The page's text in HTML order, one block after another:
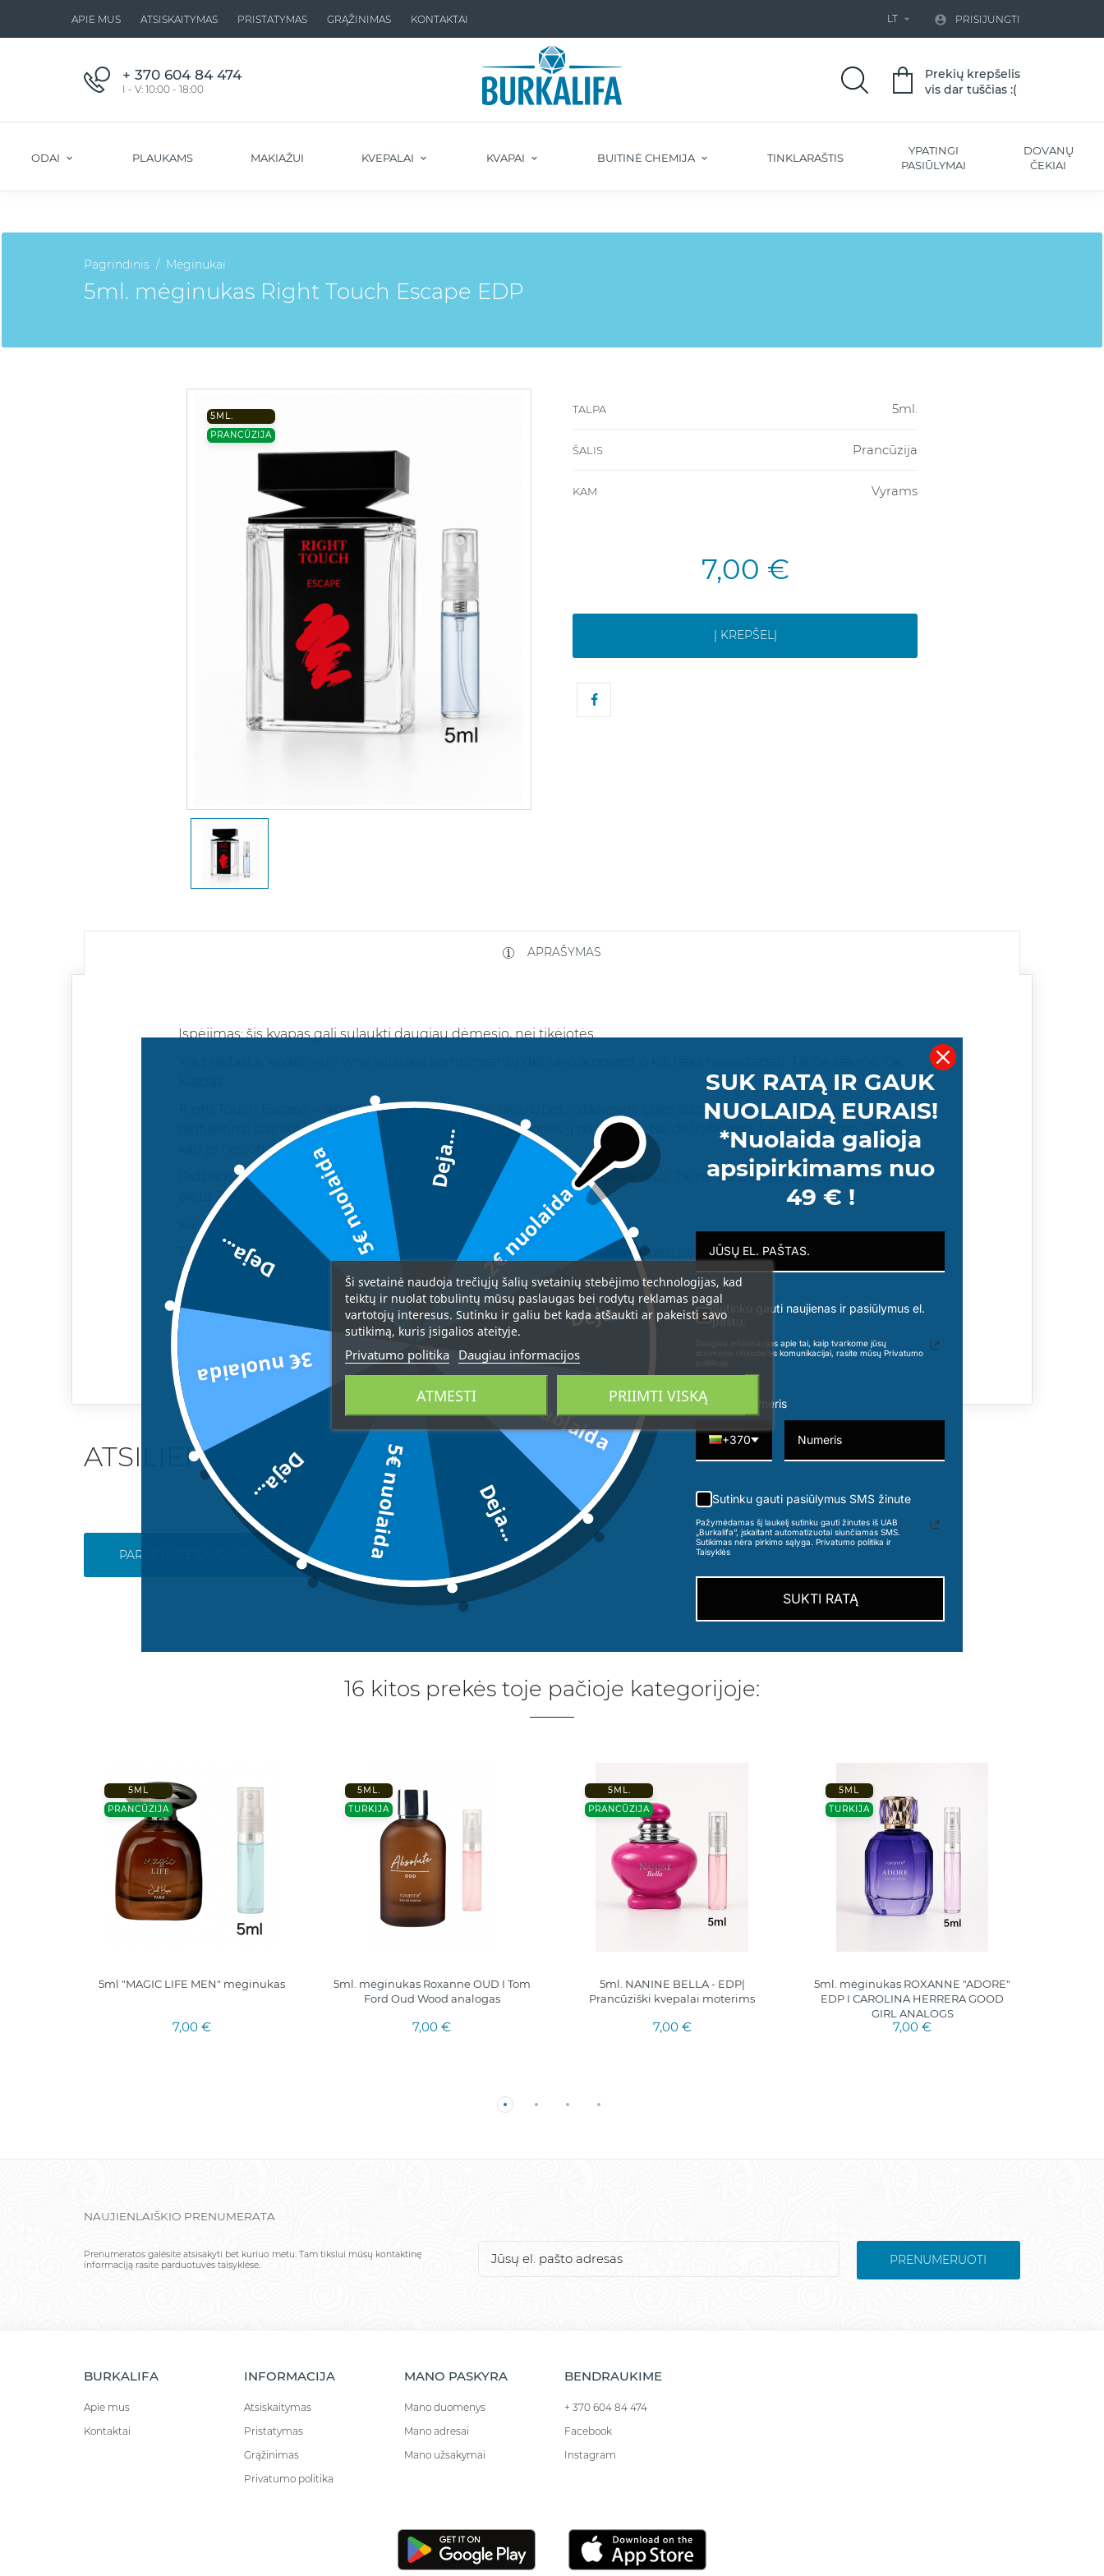
APIE MUS ATSISKAITYMAS PRISTATYMAS GRĄŽINIMAS KONTAKTAI LT   PRISIJUNGTI
+ 370 604 84 474
I - V: 10:00 - 18:00
Prekių krepšelis
vis dar tuščias :(
ODAI PLAUKAMS MAKIAŽUI KVEPALAI KVAPAI BUITINĖ CHEMIJA TINKLARAŠTIS
YPATINGI
PASIŪLYMAI
DOVANŲ
ČEKIAI
Pagrindinis Mėginukai
5ml. mėginukas Right Touch Escape EDP
5ML.
PRANCŪZIJA
TALPA 5ml.
ŠALIS Prancūzija
KAM Vyrams
7,00 €
Į KREPŠELĮ
APRAŠYMAS
Įspėjimas: šis kvapas gali sulaukti daugiau dėmesio, nei tikėjotės.
Right Touch Escape – aromatas, kuris sužavės ne tik jus, bet ir dailiosios lyties atstoves. Gaivus, modernus ir
neįtikėtinai patrauklus aromatas, sukurtas tam, kad žmonės jį pastebėtų. Ne dėl ryškumo. Ne dėl įkyrumo. Dėl to,
kad jis tiesiog kvepia taip gerai, jog norisi užuosti dar kartą.
Didžiausias jo koziris – išskirtinis išsilaikymas, kuris nustebina net reikliausius. Tai ne tas kvapas, kuris dingsta po
pietų. Jis lieka su jumis nuo ryto iki vakaro ir dar ilgiau.
Kai kurie kvapai tiesiog lydi vyrą. Right Touch Escape eina priekyje jo.
Tai kvapas vyrui, kuris nori ne tik gerai kvepėti, bet ir traukti aplinkinių dėmesį bei sulaukti komplimentų.
Viršutinės natos:
greipfrutas, magnolija, bergamotė
Vidurinės natos:
imbieras, žaliosios natos, jazminas
pačiulis, muskusas, gintaras
ATSILIEPIMAI
PARAŠYKITE SAVO ATSILIEPIMĄ
16 kitos prekės toje pačioje kategorijoje:
5ML
PRANCŪZIJA
5ml "MAGIC LIFE MEN" mėginukas
7,00 €
5ML.
TURKIJA
5ml. mėginukas Roxanne OUD I Tom
Ford Oud Wood analogas
7,00 €
5ML.
PRANCŪZIJA
5ml. NANINE BELLA - EDP|
Prancūziški kvepalai moterims
7,00 €
5ML
TURKIJA
5ml. mėginukas ROXANNE "ADORE"
EDP I CAROLINA HERRERA GOOD
GIRL ANALOGS
7,00 €
NAUJIENLAIŠKIO PRENUMERATA
Prenumeratos galėsite atsisakyti bet kuriuo metu. Tam tikslui mūsų kontaktinę
informaciją rasite parduotuvės taisyklėse.
PRENUMERUOTI
BURKALIFA
Apie mus
Kontaktai
INFORMACIJA
Atsiskaitymas
Pristatymas
Grąžinimas
Privatumo politika
MANO PASKYRA
Mano duomenys
Mano adresai
Mano užsakymai
BENDRAUKIME
+ 370 604 84 474
Facebook
Instagram
Ši svetainė naudoja trečiųjų šalių svetainių stebėjimo technologijas, kad
teiktų ir nuolat tobulintų mūsų paslaugas bei rodytų reklamas pagal
vartotojų interesus. Sutinku ir galiu bet kada atšaukti ar pakeisti savo
sutikimą, kuris įsigalios ateityje.
Privatumo politika Daugiau informacijos
ATMESTI PRIIMTI VISKĄ
2€ nuolaida
Deja...
3€ nuolaida
Deja...
5€ nuolaida
Deja...
3€ nuolaida
Deja... 5€ nuolaida Deja...
SUK RATĄ IR GAUK
NUOLAIDĄ EURAIS!
*Nuolaida galioja
apsipirkimams nuo
49 € !
Sutinku gauti naujienas ir pasiūlymus el.
paštu.
Daugiau informacijos apie tai, kaip tvarkome jūsų
duomenis rinkodaros komunikacijai, rasite mūsų Privatumo
politikoje
Telefono numeris
+370
Sutinku gauti pasiūlymus SMS žinute
Pažymėdamas šį laukelį sutinku gauti žinutes iš UAB
„Burkalifa“, įskaitant automatizuotai siunčiamas SMS.
Sutikimas nėra pirkimo sąlyga. Privatumo politika ir
Taisyklės
SUKTI RATĄ